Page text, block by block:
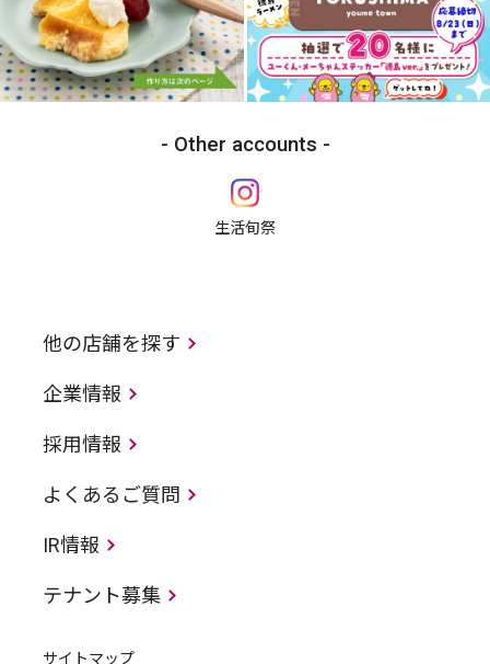
Other accounts
生活旬祭
他の店舗を探す
企業情報
採用情報
よくあるご質問
IR情報
テナント募集
サイトマップ